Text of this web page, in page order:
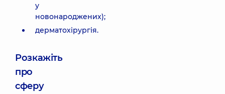
у
новонароджених);
дерматохірургія.
Розкажіть
про
сферу